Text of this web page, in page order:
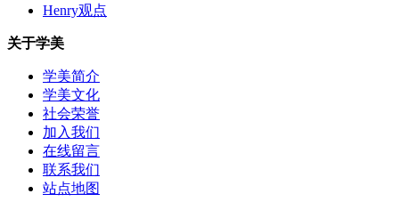
Henry观点
关于学美
学美简介
学美文化
社会荣誉
加入我们
在线留言
联系我们
站点地图